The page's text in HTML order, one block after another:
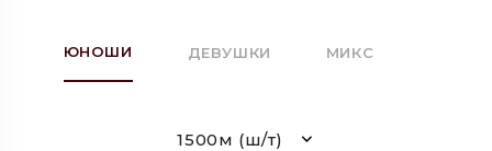
ЮНОШИ ДЕВУШКИ МИКС
1500м (ш/т)